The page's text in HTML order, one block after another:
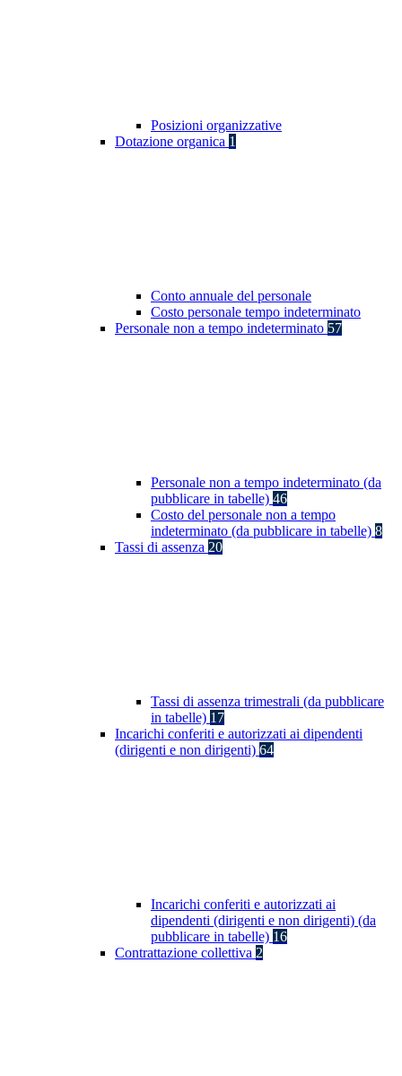
Posizioni organizzative
Dotazione organica 1
Conto annuale del personale
Costo personale tempo indeterminato
Personale non a tempo indeterminato 57
Personale non a tempo indeterminato (da
pubblicare in tabelle) 46
Costo del personale non a tempo
indeterminato (da pubblicare in tabelle) 8
Tassi di assenza 20
Tassi di assenza trimestrali (da pubblicare
in tabelle) 17
Incarichi conferiti e autorizzati ai dipendenti
(dirigenti e non dirigenti) 64
Incarichi conferiti e autorizzati ai
dipendenti (dirigenti e non dirigenti) (da
pubblicare in tabelle) 16
Contrattazione collettiva 2